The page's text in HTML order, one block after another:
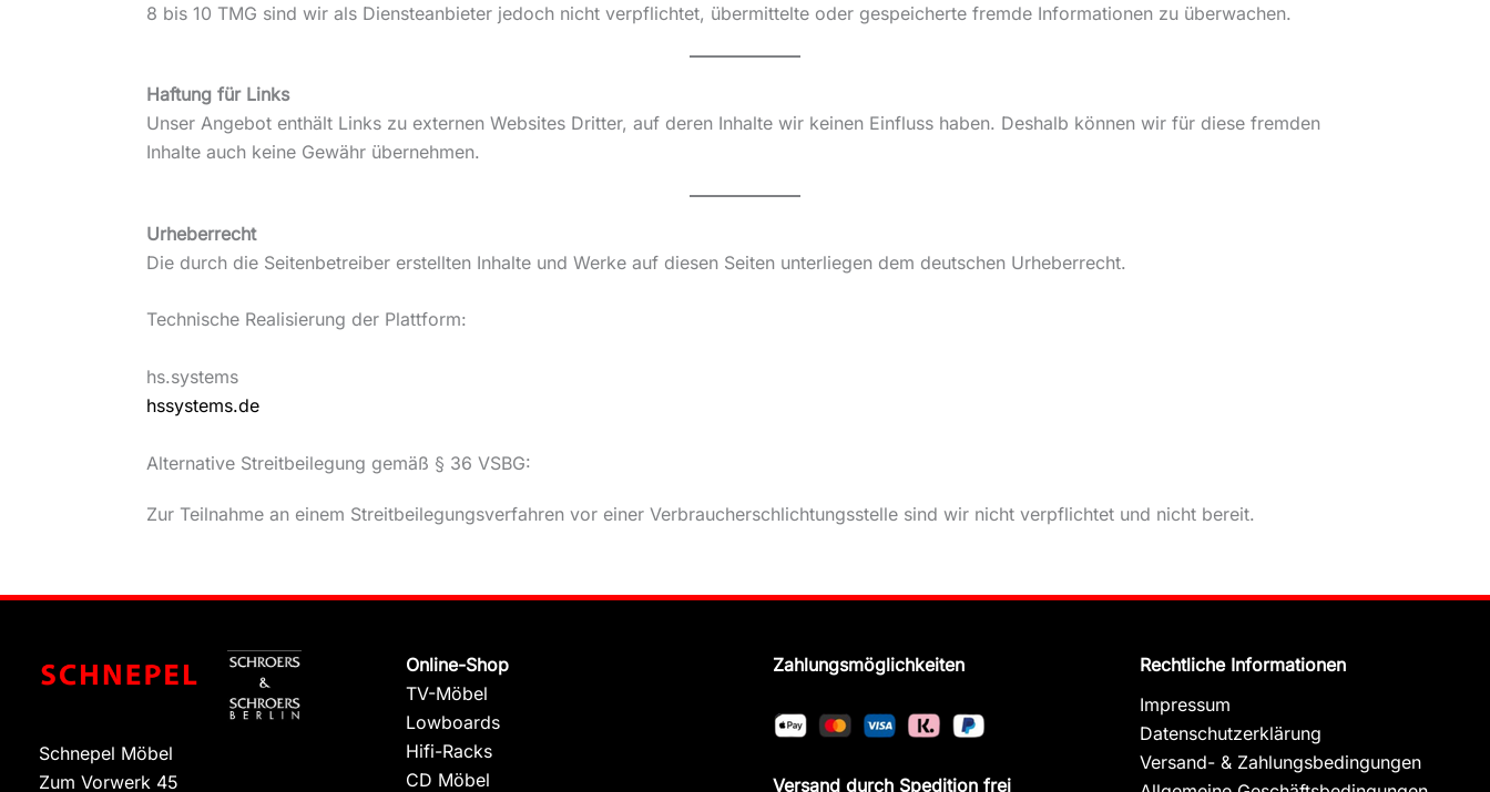
8 bis 10 TMG sind wir als Diensteanbieter jedoch nicht verpflichtet, übermittelte oder gespeicherte fremde Informationen zu überwachen.
Haftung für Links
Unser Angebot enthält Links zu externen Websites Dritter, auf deren Inhalte wir keinen Einfluss haben. Deshalb können wir für diese fremden
Inhalte auch keine Gewähr übernehmen.
Urheberrecht
Die durch die Seitenbetreiber erstellten Inhalte und Werke auf diesen Seiten unterliegen dem deutschen Urheberrecht.
Technische Realisierung der Plattform:
hs.systems
hssystems.de
Alternative Streitbeilegung gemäß § 36 VSBG:
Zur Teilnahme an einem Streitbeilegungsverfahren vor einer Verbraucherschlichtungsstelle sind wir nicht verpflichtet und nicht bereit.
Schnepel Möbel
Zum Vorwerk 45
Online-Shop
TV-Möbel
Lowboards
Hifi-Racks
CD Möbel
Zahlungsmöglichkeiten
Versand durch Spedition frei
Rechtliche Informationen
Impressum
Datenschutzerklärung
Versand- & Zahlungsbedingungen